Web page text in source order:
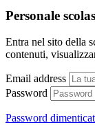
Personale
Entra nel sito della
contenuti,
Email address
Password
Password